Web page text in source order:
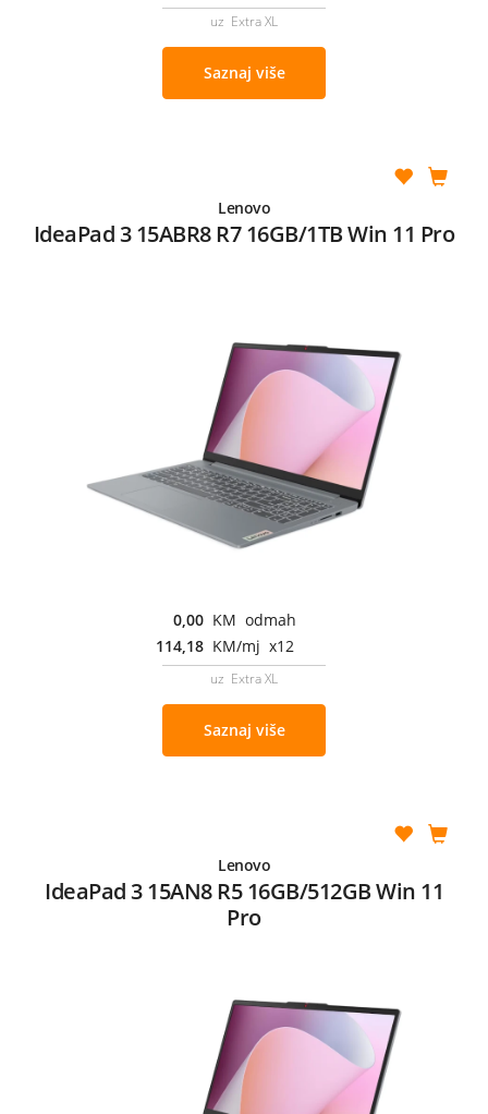
uz Extra XL
Saznaj više
Lenovo
IdeaPad 3 15ABR8 R7 16GB/1TB Win 11 Pro
0,00 KM odmah
114,18 KM/mj x12
uz Extra XL
Saznaj više
Lenovo
IdeaPad 3 15AN8 R5 16GB/512GB Win 11
Pro